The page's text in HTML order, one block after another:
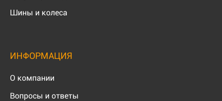
Шины и колеса
ИНФОРМАЦИЯ
О компании
Вопросы и ответы